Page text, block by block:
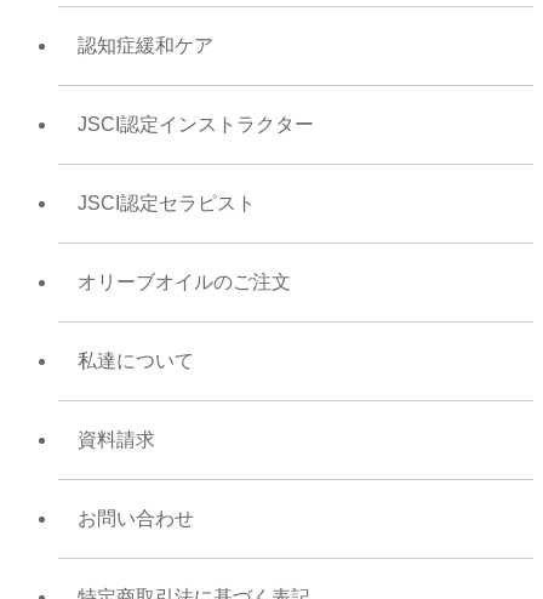
認知症緩和ケア
JSCI認定インストラクター
JSCI認定セラピスト
オリーブオイルのご注文
私達について
資料請求
お問い合わせ